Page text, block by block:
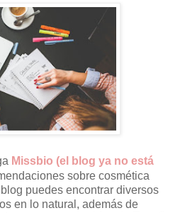
Missbio (el blog ya no está
sobre cosmética
puedes encontrar diversos
en lo natural, además de